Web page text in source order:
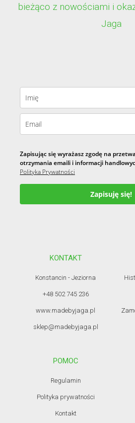
bieżąco z nowościami i
Jaga
Zapisując się wyrażasz zgodę na
otrzymania emaili i informacji
Polityka Prywatności
Zapisuję się!
KONTAKT
Konstancin - Jeziorna
+48 502 745 236
www.madebyjaga.pl
sklep@madebyjaga.pl
POMOC
Regulamin
Polityka prywatności
Kontakt